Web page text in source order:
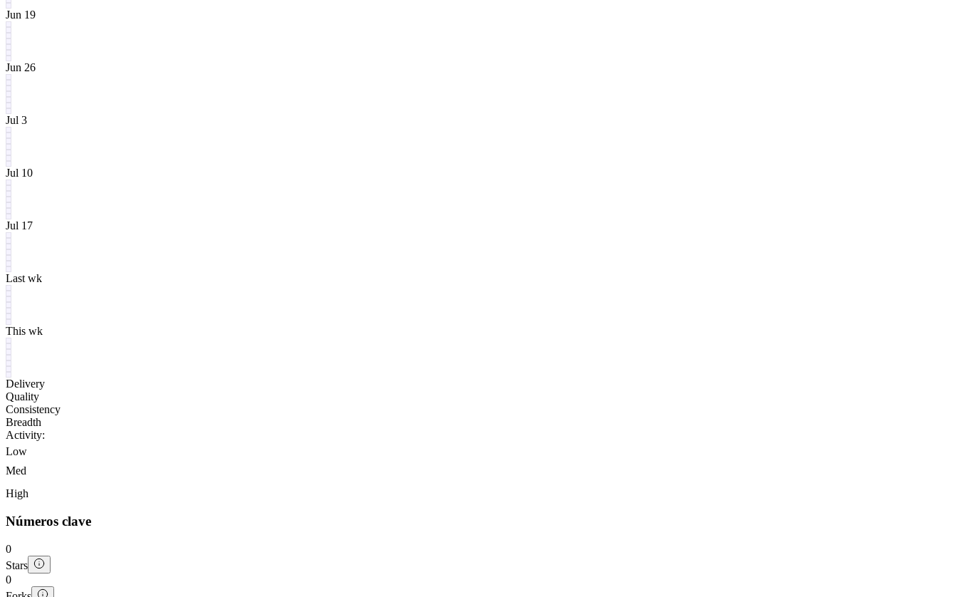
Jun 19
Jun 26
Jul 3
Jul 10
Jul 17
Last wk
This wk
Delivery
Quality
Consistency
Breadth
Activity:
Low
Med
High
Números clave
0
Stars
0